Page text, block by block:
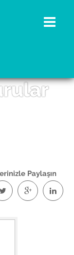
Paylaşın